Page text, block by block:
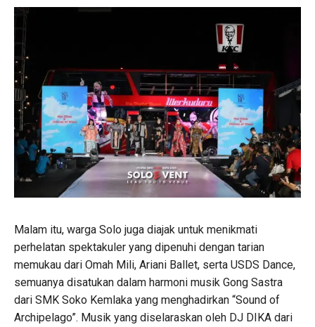
Malam itu, warga Solo juga diajak untuk menikmati
perhelatan spektakuler yang dipenuhi dengan tarian
memukau dari Omah Mili, Ariani Ballet, serta USDS Dance,
semuanya disatukan dalam harmoni musik Gong Sastra
dari SMK Soko Kemlaka yang menghadirkan “Sound of
Archipelago”. Musik yang diselaraskan oleh DJ DIKA dari